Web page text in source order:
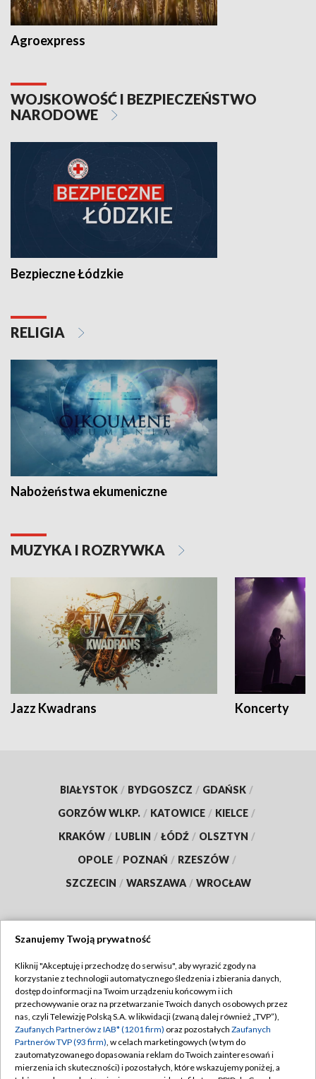
Agroexpress
WOJSKOWOŚĆ I BEZPIECZEŃSTWO
NARODOWE
Bezpieczne Łódzkie
RELIGIA
Nabożeństwa ekumeniczne
MUZYKA I ROZRYWKA
Jazz Kwadrans Koncerty
BIAŁYSTOK / BYDGOSZCZ / GDAŃSK /
GORZÓW WLKP. / KATOWICE / KIELCE /
KRAKÓW / LUBLIN / ŁÓDŹ / OLSZTYN /
OPOLE / POZNAŃ / RZESZÓW /
SZCZECIN / WARSZAWA / WROCŁAW
TVP
Abonament TVP
Emisja w TVP
Centrum informacji TVP
Naziemna Telewizja Cyfrowa
Regulamin TVP
Polityka prywatności
Moje zgody
Pomoc
Szanujemy Twoją prywatność
Kliknij "Akceptuję i przechodzę do serwisu", aby wyrazić zgody na
korzystanie z technologii automatycznego śledzenia i zbierania danych,
dostęp do informacji na Twoim urządzeniu końcowym i ich
przechowywanie oraz na przetwarzanie Twoich danych osobowych przez
nas, czyli Telewizję Polską S.A. w likwidacji (zwaną dalej również „TVP”),
Zaufanych Partnerów z IAB* (1201 firm) oraz pozostałych Zaufanych
Partnerów TVP (93 firm), w celach marketingowych (w tym do
zautomatyzowanego dopasowania reklam do Twoich zainteresowań i
mierzenia ich skuteczności) i pozostałych, które wskazujemy poniżej, a